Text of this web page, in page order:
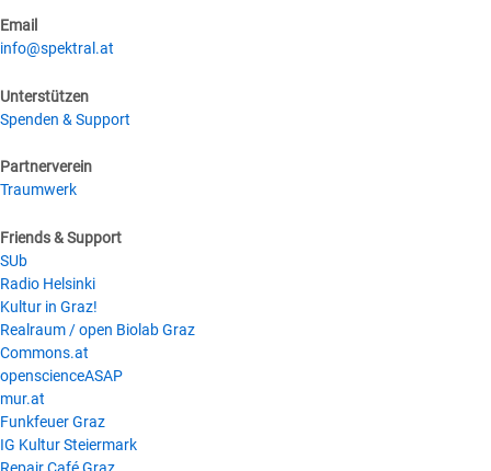
Email
info@spektral.at
Unterstützen
Spenden & Support
Partnerverein
Traumwerk
Friends & Support
SUb
Radio Helsinki
Kultur in Graz!
Realraum / open Biolab Graz
Commons.at
openscienceASAP
mur.at
Funkfeuer Graz
IG Kultur Steiermark
Repair Café Graz